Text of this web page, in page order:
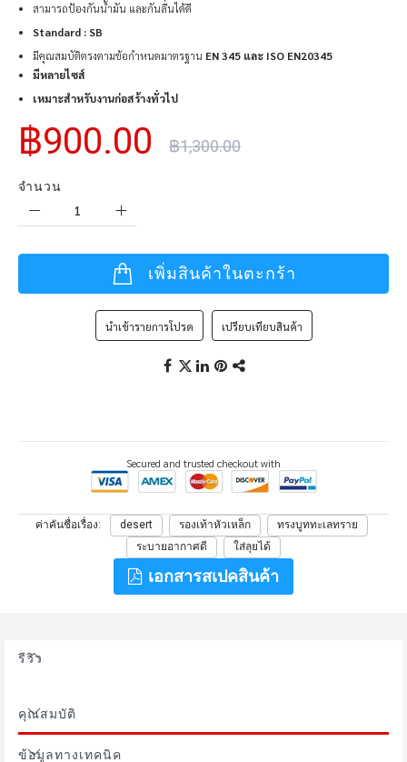
สามารถป้องกันน้ำมัน และกันลื่นได้ดี
Standard : SB
มีคุณสมบัติตรงตามข้อกำหนดมาตรฐาน EN 345 และ ISO EN20345
มีหลายไซส์
เหมาะสำหรับงานก่อสร้างทั่วไป
฿900.00 ฿1,300.00
จำนวน
เพิ่มสินค้าในตะกร้า
นำเข้ารายการโปรด เปรียบเทียบสินค้า
Secured and trusted checkout with
ค่าคันชื่อเรื่อง desert รองเท้าหัวเหล็ก
ทรงบูททะเลทราย
ระบายอากาศดี
ใส่ลุยได้
เอกสารสเปคสินค้า
รีวิว
คุณสมบัติ
ข้อมูลทางเทคนิค